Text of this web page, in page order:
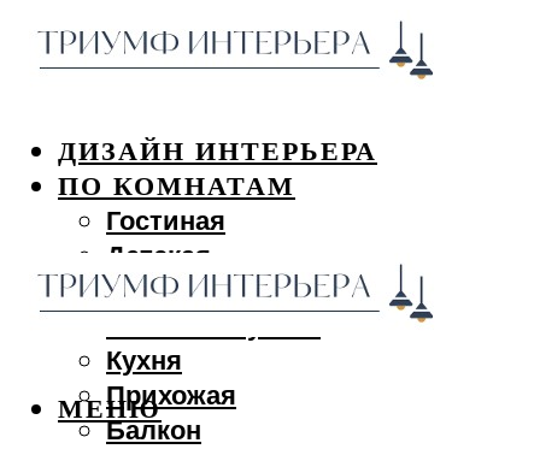
ДИЗАЙН ИНТЕРЬЕРА
ПО КОМНАТАМ
Гостиная
Детская
Спальня
Кухня
Прихожая
Балкон
МЕНЮ